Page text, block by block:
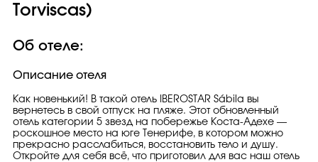
Torviscas)
Об отеле:
Описание отеля
Как новенький! В такой отель IBEROSTAR Sábila вы
вернетесь в свой отпуск на пляже. Этот обновленный
отель категории 5 звезд на побережье Коста-Адехе —
роскошное место на юге Тенерифе, в котором можно
прекрасно расслабиться, восстановить тело и душу.
Откройте для себя всё, что приготовил для вас наш отель